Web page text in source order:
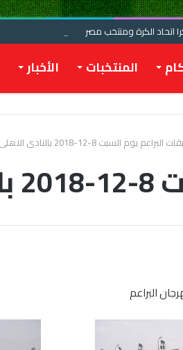
الكرة ومنتخب مصر
المنتخبات الأخبار
يوم السبت 8-12-2018 بالنادى الاهلى
البراعم